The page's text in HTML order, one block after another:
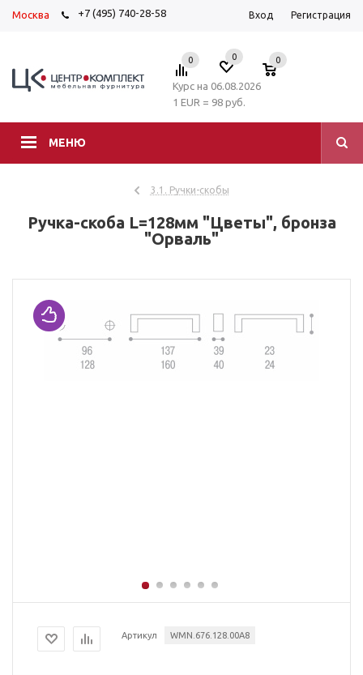
Москва +7 (495) 740-28-58 Вход Регистрация
МЕНЮ
0 0 0
Курс на 06.08.2026
1 EUR = 98 руб.
3.1. Ручки-скобы
Ручка-скоба L=128мм "Цветы", бронза
"Орваль"
Артикул WMN.676.128.00A8